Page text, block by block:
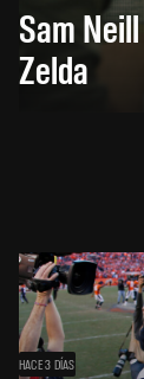
Sam
Zelda
HACE 3 DÍAS